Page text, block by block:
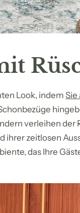
Look, indemSie
verleihen der
ihrer zeitlosen
das Ihre